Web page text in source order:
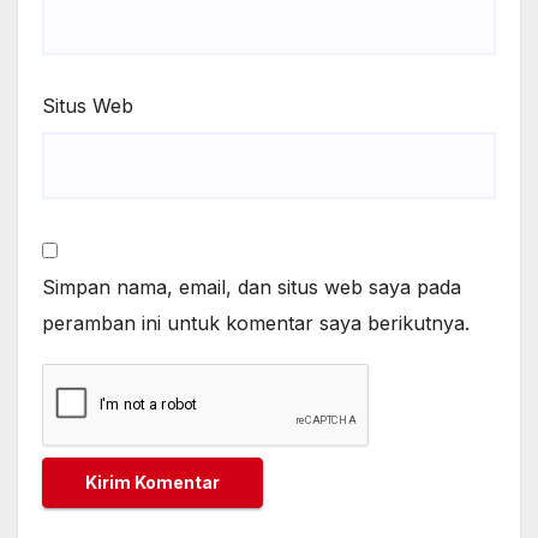
Situs Web
Simpan nama, email, dan situs web saya pada
peramban ini untuk komentar saya berikutnya.